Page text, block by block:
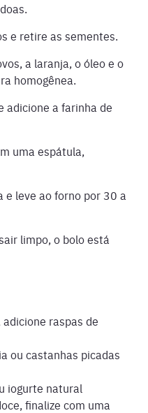
e retire as sementes.
a laranja, o óleo e o
homogênea.
adicione a farinha de
uma espátula,
e leve ao forno por 30 a
limpo, o bolo está
raspas de
ou castanhas picadas
iogurte natural
finalize com uma